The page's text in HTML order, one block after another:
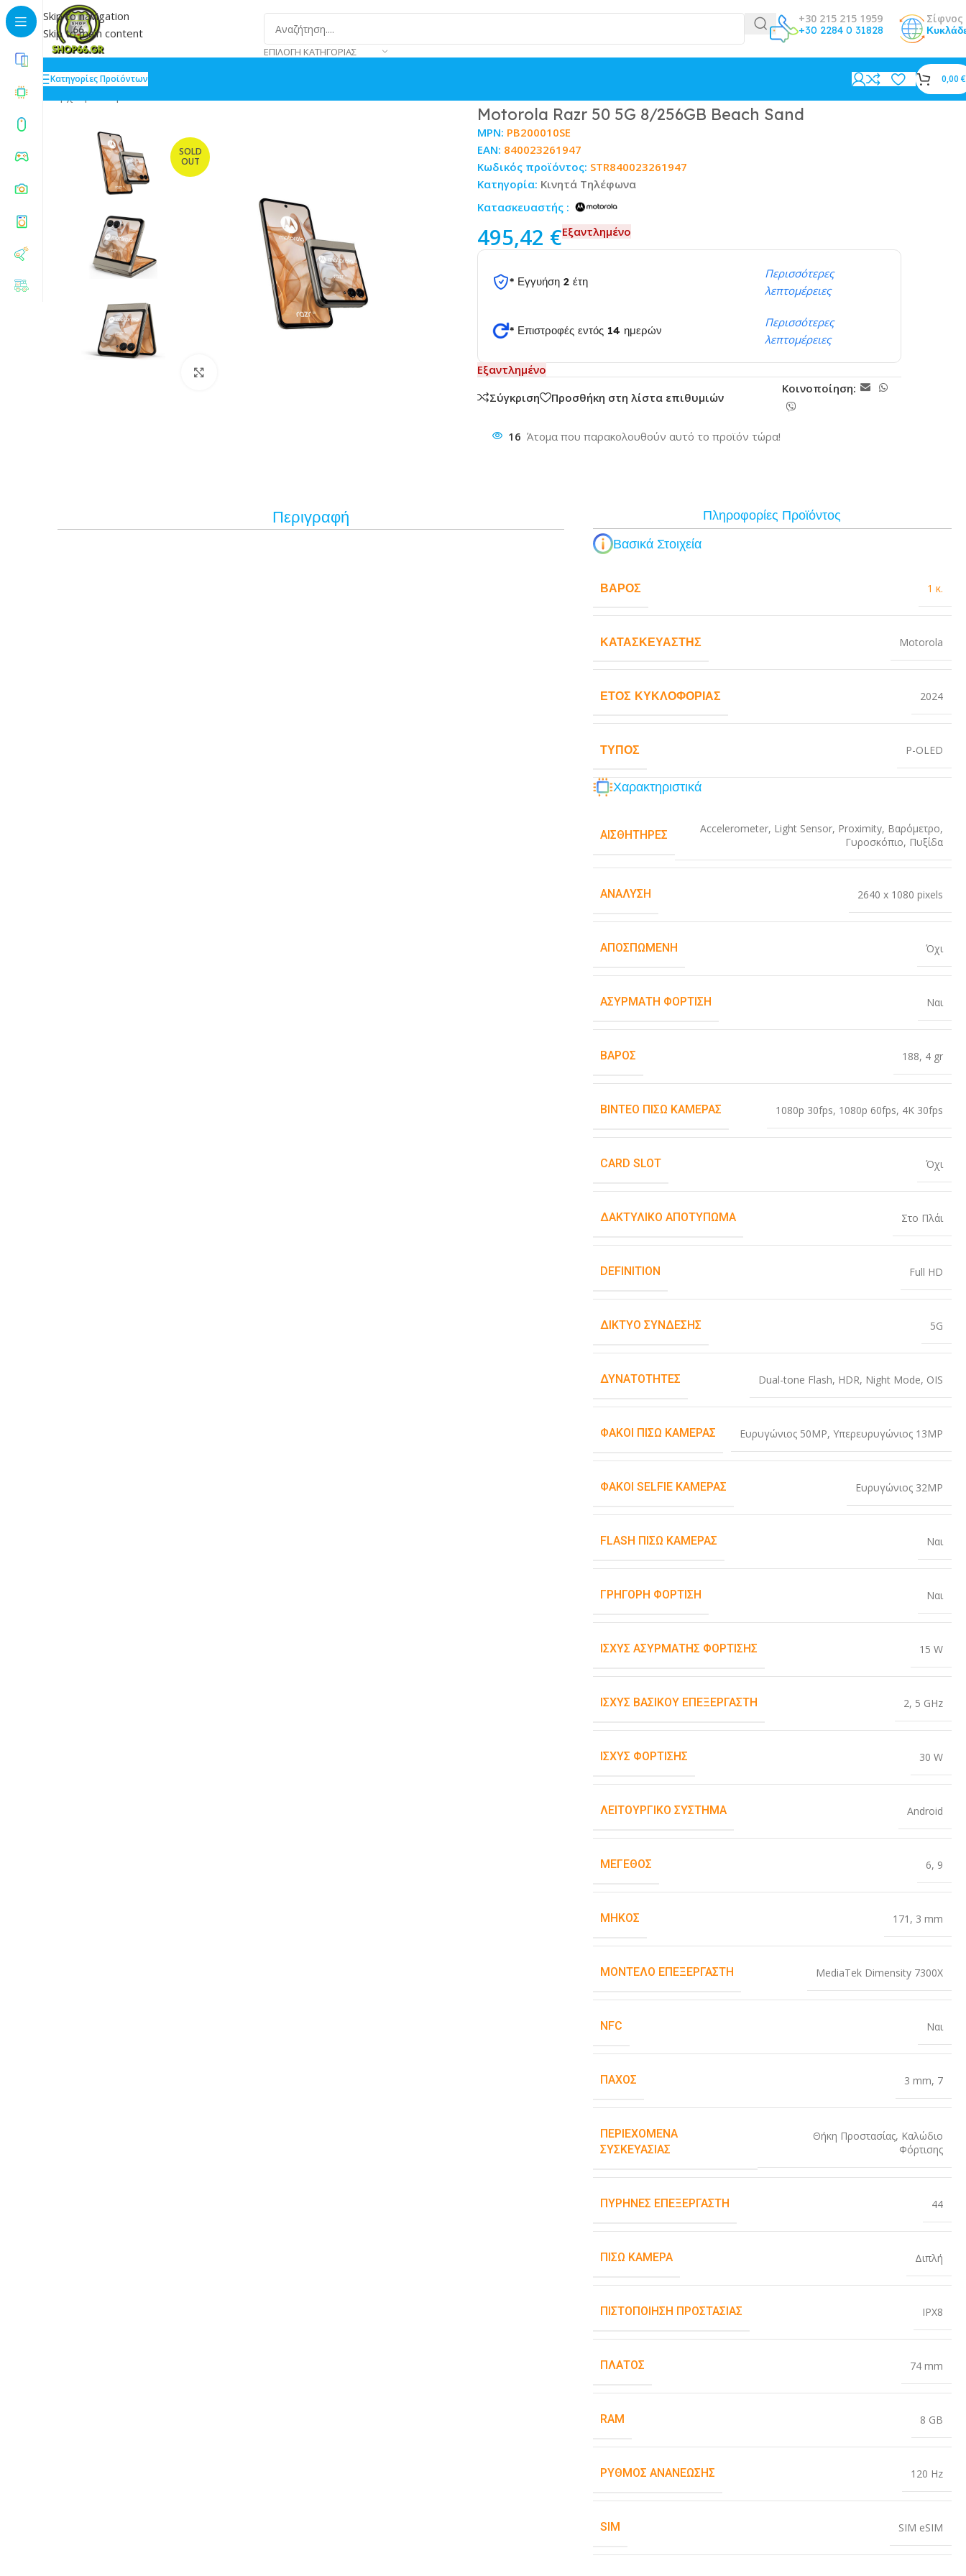
Skip to navigation
Skip to main content
ΕΠΙΛΟΓΉ ΚΑΤΗΓΟΡΊΑΣ
+30 215 215 1959
+30 2284 0 31828
Σίφνος
Κατηγορίες Προϊόντων 0,00 €
SOLD
OUT
Motorola Razr 50 5G 8/256GB Beach Sand
Κατασκευαστής :
MPN: PB200010SE
EAN: 840023261947
Κωδικός προϊόντος: STR840023261947
Κατηγορία: Κινητά Τηλέφωνα
495,42 €Εξαντλημένο
* Εγγυήση 2 έτη
Περισσότερες
λεπτομέρειες
* Επιστροφές εντός 14 ημερών
Περισσότερες
λεπτομέρειες
Εξαντλημένο
Σύγκριση
Προσθήκη στη λίστα επιθυμιών
Κοινοποίηση:
16 Άτομα που παρακολουθούν αυτό το προϊόν τώρα!
Περιγραφή
Πληροφορίες Προϊόντος
Βασικά Στοιχεία
ΒΆΡΟΣ 1 κ.
ΚΑΤΑΣΚΕΥΑΣΤΉΣ Motorola
ΈΤΟΣ ΚΥΚΛΟΦΟΡΊΑΣ 2024
ΤΎΠΟΣ P-OLED
Χαρακτηριστικά
ΑΙΣΘΗΤΉΡΕΣ Accelerometer, Light Sensor, Proximity, Βαρόμετρο,
Γυροσκόπιο, Πυξίδα
ΑΝΆΛΥΣΗ 2640 x 1080 pixels
ΑΠΟΣΠΏΜΕΝΗ Όχι
ΑΣΎΡΜΑΤΗ ΦΌΡΤΙΣΗ Ναι
ΒΆΡΟΣ 188, 4 gr
ΒΊΝΤΕΟ ΠΊΣΩ ΚΆΜΕΡΑΣ 1080p 30fps, 1080p 60fps, 4K 30fps
CARD SLOT Όχι
ΔΑΚΤΥΛΙΚΌ ΑΠΟΤΎΠΩΜΑ Στο Πλάι
DEFINITION Full HD
ΔΊΚΤΥΟ ΣΎΝΔΕΣΗΣ 5G
ΔΥΝΑΤΌΤΗΤΕΣ Dual-tone Flash, HDR, Night Mode, OIS
ΦΑΚΟΊ ΠΊΣΩ ΚΆΜΕΡΑΣ Ευρυγώνιος 50MP, Υπερευρυγώνιος 13MP
ΦΑΚΟΊ SELFIE ΚΆΜΕΡΑΣ Ευρυγώνιος 32MP
FLASH ΠΊΣΩ ΚΆΜΕΡΑΣ Ναι
ΓΡΉΓΟΡΗ ΦΌΡΤΙΣΗ Ναι
ΙΣΧΎΣ ΑΣΎΡΜΑΤΗΣ ΦΌΡΤΙΣΗΣ 15 W
ΙΣΧΎΣ ΒΑΣΙΚΟΎ ΕΠΕΞΕΡΓΑΣΤΉ 2, 5 GHz
ΙΣΧΎΣ ΦΌΡΤΙΣΗΣ 30 W
ΛΕΙΤΟΥΡΓΙΚΌ ΣΎΣΤΗΜΑ Android
ΜΈΓΕΘΟΣ 6, 9
ΜΉΚΟΣ 171 , 3 mm
ΜΟΝΤΈΛΟ ΕΠΕΞΕΡΓΑΣΤΉ MediaTek Dimensity 7300X
NFC Ναι
ΠΆΧΟΣ 3 mm, 7
ΠΕΡΙΕΧΌΜΕΝΑ
ΣΥΣΚΕΥΑΣΊΑΣ
Θήκη Προστασίας, Καλώδιο
Φόρτισης
ΠΥΡΉΝΕΣ ΕΠΕΞΕΡΓΑΣΤΉ 44
ΠΊΣΩ ΚΆΜΕΡΑ Διπλή
ΠΙΣΤΟΠΟΊΗΣΗ ΠΡΟΣΤΑΣΊΑΣ IPX8
ΠΛΆΤΟΣ 74 mm
RAM 8 GB
ΡΥΘΜΌΣ ΑΝΑΝΈΩΣΗΣ 120 Hz
SIM SIM eSIM